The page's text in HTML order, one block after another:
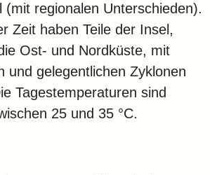
(mit regionalen Unterschieden).
Zeit haben Teile der Insel,
Ost- und Nordküste, mit
und gelegentlichen Zyklonen
Tagestemperaturen sind
25 und 35 °C.